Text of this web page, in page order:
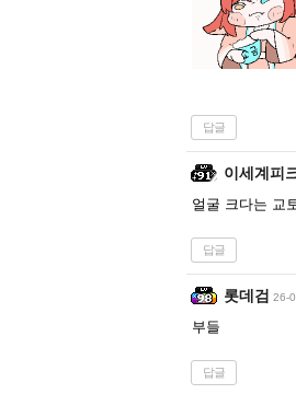
답글
이세계피
얼굴 크다는 교
답글
롯데검 26-
부들
답글